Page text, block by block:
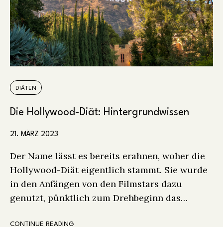
DIÄTEN
Die Hollywood-Diät: Hintergrundwissen
21. MÄRZ 2023
Der Name lässt es bereits erahnen, woher die
Hollywood-Diät eigentlich stammt. Sie wurde
in den Anfängen von den Filmstars dazu
genutzt, pünktlich zum Drehbeginn das…
CONTINUE READING